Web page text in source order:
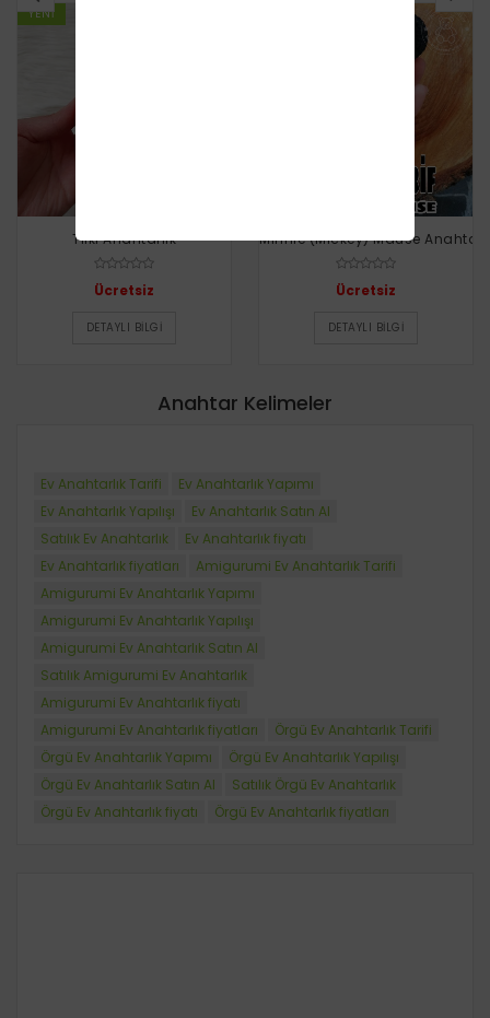
YENI
Tilki Anahtarlık
Ücretsiz
DETAYLI BILGI
Minnie (Mickey) Mause
Ücretsiz
DETAYLI BILGI
Anahtar Kelimeler
Ev Anahtarlık Tarifi
Ev Anahtarlık Yapımı
Ev Anahtarlık Yapılışı
Ev Anahtarlık Satın Al
Satılık Ev Anahtarlık
Ev Anahtarlık fiyatı
Ev Anahtarlık fiyatları
Amigurumi Ev Anahtarlık Tarifi
Amigurumi Ev Anahtarlık Yapımı
Amigurumi Ev Anahtarlık Yapılışı
Amigurumi Ev Anahtarlık Satın Al
Satılık Amigurumi Ev Anahtarlık
Amigurumi Ev Anahtarlık fiyatı
Amigurumi Ev Anahtarlık fiyatları
Örgü Ev Anahtarlık Tarifi
Örgü Ev Anahtarlık Yapımı
Örgü Ev Anahtarlık Yapılışı
Örgü Ev Anahtarlık Satın Al
Satılık Örgü Ev Anahtarlık
Örgü Ev Anahtarlık fiyatı
Örgü Ev Anahtarlık fiyatları